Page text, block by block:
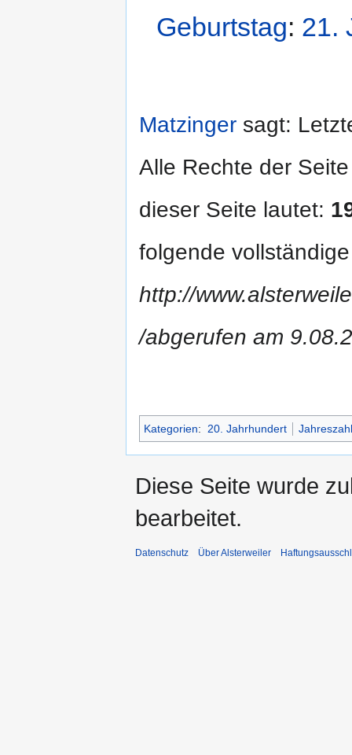
Geburtstag: 21.
Matzinger sagt:
Alle Rechte der
dieser Seite lautet:
folgende
http://
/abgerufen am
Kategorien: 20. Jahrhundert Jahreszahl
Diese Seite wurde
bearbeitet.
Datenschutz Über Alsterweiler